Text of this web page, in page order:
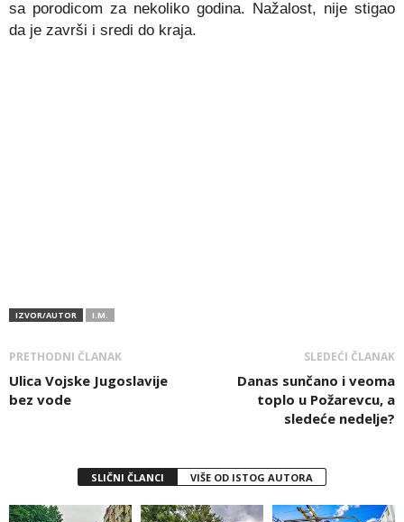
sa porodicom za nekoliko godina. Nažalost, nije stigao
da je završi i sredi do kraja.
IZVOR/AUTOR I.M.
PRETHODNI ČLANAK
Ulica Vojske Jugoslavije
bez vode
SLEDEĆI ČLANAK
Danas sunčano i veoma
toplo u Požarevcu, a
sledeće nedelje?
SLIČNI ČLANCI VIŠE OD ISTOG AUTORA